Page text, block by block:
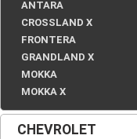
ANTARA
CROSSLAND X
FRONTERA
GRANDLAND X
MOKKA
MOKKA X
CHEVROLET